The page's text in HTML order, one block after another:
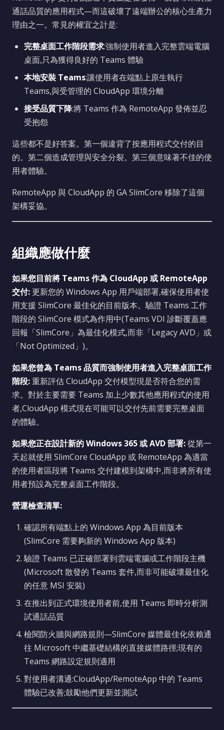
通話品質的應用程式—而這破壞了遠端辦公的核心生產力
理由之一。常見的權宜之計是:
完整桌面工作階段需求:強制使用者進入完整雲端電腦
桌面,只為獲得良好的 Teams 體驗
本地安裝 Teams:讓使用者在端點上原生執行
Teams,與受管理的 CloudApp 環境分離
接受品質下降:將 Teams 作為 RemoteApp 發佈並忍
受抱怨
這些都不是好答案。第一個違背了按應用程式交付的目
的。第二個造成管理與安全分裂。第三個意味著不佳的使
用者體驗。
RemoteApp 與 CloudApp 的 GA SlimCore 移除了這個
架構妥協。
組織應做什麼
如果您目前將 Teams 作為 CloudApp 或 RemoteApp
交付:更新您的 Windows App 用戶端部署,確保使用者使
用支援 SlimCore 最佳化的目前版本。驗證 Teams 工作
階段的 SlimCore 模式為作用中(Teams VDI 診斷覆蓋應
回報「SlimCore」為最佳化模式,而非「Legacy AVD」或
「Not Optimized」)。
如果您曾為 Teams 品質而強制使用者進入完整桌面工作
階段:重新評估 CloudApp 交付模型現是否符合您的需
求。對於主要需要 Teams 加上少數其他應用程式的使用
者,CloudApp 模式現在可能可以交付先前需要完整桌面
的體驗。
如果您正在設計新的 Windows 365 或 AVD 部署:從第一
天起就使用 SlimCore CloudApp 或 RemoteApp 為適當
的使用者區段將 Teams 交付建模到架構中,而非將所有使
用者預設為完整桌面工作階段。
營運檢查清單:
確認所有端點上的 Windows App 為目前版本
(SlimCore 需要夠新的 Windows App 版本)
驗證 Teams 已正確部署到雲端電腦或工作階段主機
(Microsoft 散發的 Teams 套件,而非可能破壞最佳化
的任意 MSI 安裝)
在推出到正式環境使用者前,使用 Teams 即時分析測
試通話品質
檢閱防火牆與網路規則—SlimCore 媒體最佳化依賴通
往 Microsoft 中繼基礎結構的直接媒體路徑;現有的
Teams 網路設定規則適用
對使用者溝通:CloudApp/RemoteApp 中的 Teams
體驗已改善;鼓勵他們更新並測試